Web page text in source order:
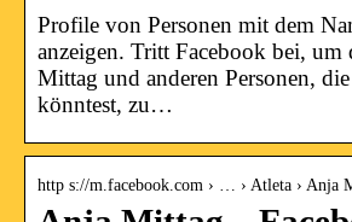
Profile von Personen mit dem
anzeigen. Tritt Facebook bei,
Mittag und anderen Personen,
könntest, zu…
http s://m.facebook.com › … › Atleta › Anja